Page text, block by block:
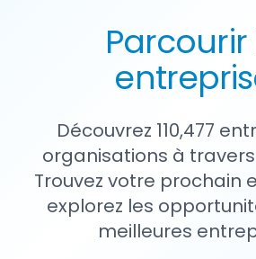
Parcourir
Découvrez 110,477
organisations à
Trouvez votre prochain
explorez les
meilleures